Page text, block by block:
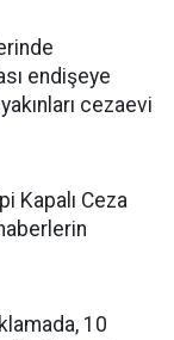
endişeye
cezaevi
Kapalı Ceza
10